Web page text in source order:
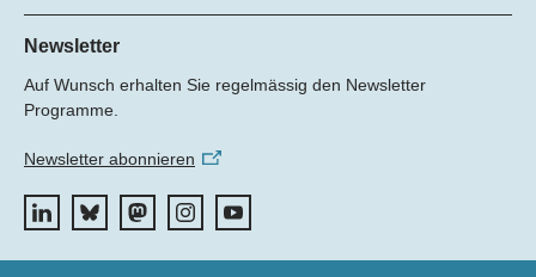
Programm-Managerinnen
Tel.: +
E-Mail:
Hier finden Sie umfangreiche Informationen zu den vom SNF
geförderten Projekten.
Zum Datenportal
Newsletter
Auf Wunsch erhalten Sie regelmässig den Newsletter
Programme.
Newsletter abonnieren